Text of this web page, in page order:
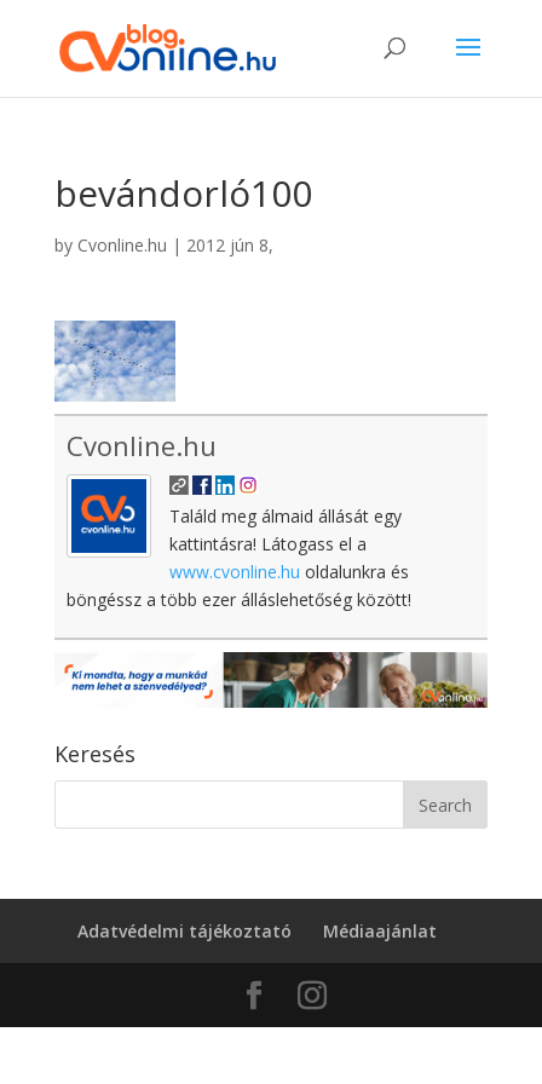
bevándorló100
by Cvonline.hu | 2012 jún 8,
Cvonline.hu
Találd meg álmaid állását egy
kattintásra! Látogass el a
www.cvonline.hu oldalunkra és
böngéssz a több ezer álláslehetőség között!
Keresés
Adatvédelmi tájékoztató Médiaajánlat